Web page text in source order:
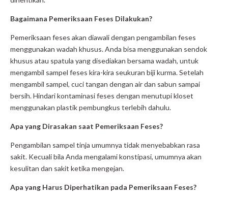
Bagaimana Pemeriksaan Feses Dilakukan?
Pemeriksaan feses akan diawali dengan pengambilan feses
menggunakan wadah khusus. Anda bisa menggunakan sendok
khusus atau spatula yang disediakan bersama wadah, untuk
mengambil sampel feses kira-kira seukuran biji kurma. Setelah
mengambil sampel, cuci tangan dengan air dan sabun sampai
bersih. Hindari kontaminasi feses dengan menutupi kloset
menggunakan plastik pembungkus terlebih dahulu.
Apa yang Dirasakan saat Pemeriksaan Feses?
Pengambilan sampel tinja umumnya tidak menyebabkan rasa
sakit. Kecuali bila Anda mengalami konstipasi, umumnya akan
kesulitan dan sakit ketika mengejan.
Apa yang Harus Diperhatikan pada Pemeriksaan Feses?